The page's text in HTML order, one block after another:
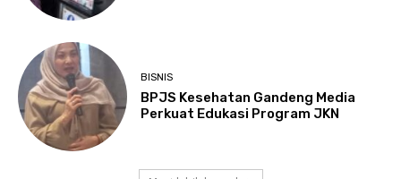
BISNIS
BPJS Kesehatan Gandeng Media
Perkuat Edukasi Program JKN